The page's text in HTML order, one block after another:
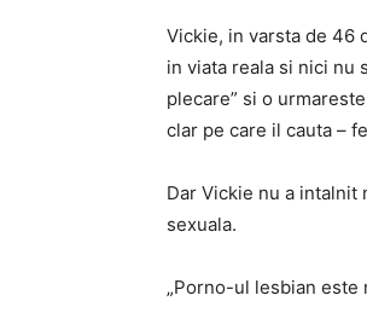
Vickie, in varsta de 46
in viata reala si nici nu
plecare” si o
clar pe care il cauta –
Dar Vickie nu a
sexuala.
„Porno-ul lesbian este